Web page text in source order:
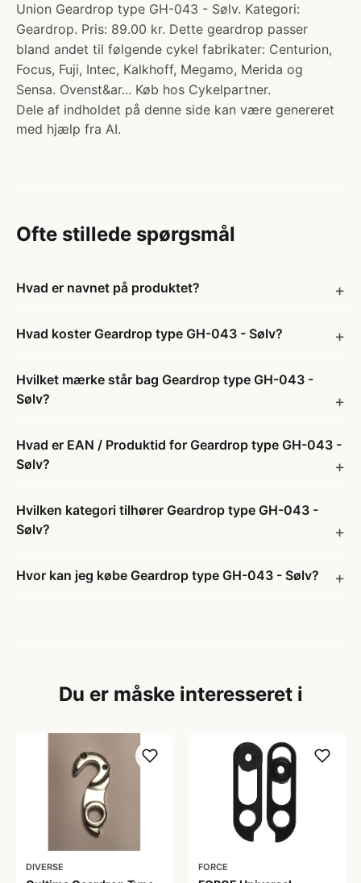
Union Geardrop type GH-043 - Sølv. Kategori:
Geardrop. Pris: 89.00 kr. Dette geardrop passer
bland andet til følgende cykel fabrikater: Centurion,
Focus, Fuji, Intec, Kalkhoff, Megamo, Merida og
Sensa. Ovenst&ar... Køb hos Cykelpartner.
Dele af indholdet på denne side kan være genereret
med hjælp fra AI.
Ofte stillede spørgsmål
Hvad er navnet på produktet?
Hvad koster Geardrop type GH-043 - Sølv?
Hvilket mærke står bag Geardrop type GH-043 -
Sølv?
Hvad er EAN / Produktid for Geardrop type GH-043 -
Sølv?
Hvilken kategori tilhører Geardrop type GH-043 -
Sølv?
Hvor kan jeg købe Geardrop type GH-043 - Sølv?
Du er måske interesseret i
DIVERSE FORCE